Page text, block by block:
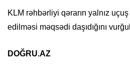
KLM rəhbərliyi qərarın yalnız
edilməsi məqsədi daşıdığını
DOĞRU.AZ